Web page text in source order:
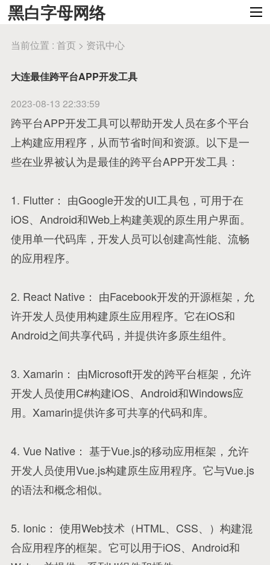
黑白字母网络
当前位置 : 首页 > 资讯中心
大连最佳跨平台APP开发工具
2023-08-13 22:33:59
跨平台APP开发工具可以帮助开发人员在多个平台
上构建应用程序，从而节省时间和资源。以下是一
些在业界被认为是最佳的跨平台APP开发工具：
1. Flutter： 由Google开发的UI工具包，可用于在
iOS、Android和Web上构建美观的原生用户界面。
使用单一代码库，开发人员可以创建高性能、流畅
的应用程序。
2. React Native： 由Facebook开发的开源框架，允
许开发人员使用构建原生应用程序。它在iOS和
Android之间共享代码，并提供许多原生组件。
3. Xamarin： 由Microsoft开发的跨平台框架，允许
开发人员使用C#构建iOS、Android和Windows应
用。Xamarin提供许多可共享的代码和库。
4. Vue Native： 基于Vue.js的移动应用框架，允许
开发人员使用Vue.js构建原生应用程序。它与Vue.js
的语法和概念相似。
5. Ionic： 使用Web技术（HTML、CSS、）构建混
合应用程序的框架。它可以用于iOS、Android和